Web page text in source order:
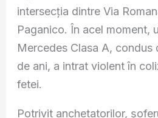
intersecția dintre Via
Paganico. În acel moment,
Mercedes Clasa A, condus
de ani, a intrat violent în
fetei.
Potrivit anchetatorilor,